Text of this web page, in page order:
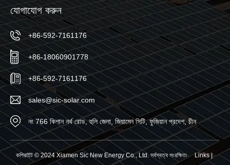
যোগাযোগ করুন
+86-592-7161176
+86-18060901778
+86-592-7161176
sales@sic-solar.com
নং 766 কিশান নর্থ রোড, হুলি জেলা, জিয়ামেন সিটি, ফুজিয়ান প্রদেশ, চীন
কপিরাইট © 2024 Xiamen Sic New Energy Co., Ltd. সর্বস্বত্ব সংরক্ষিত৷Links |